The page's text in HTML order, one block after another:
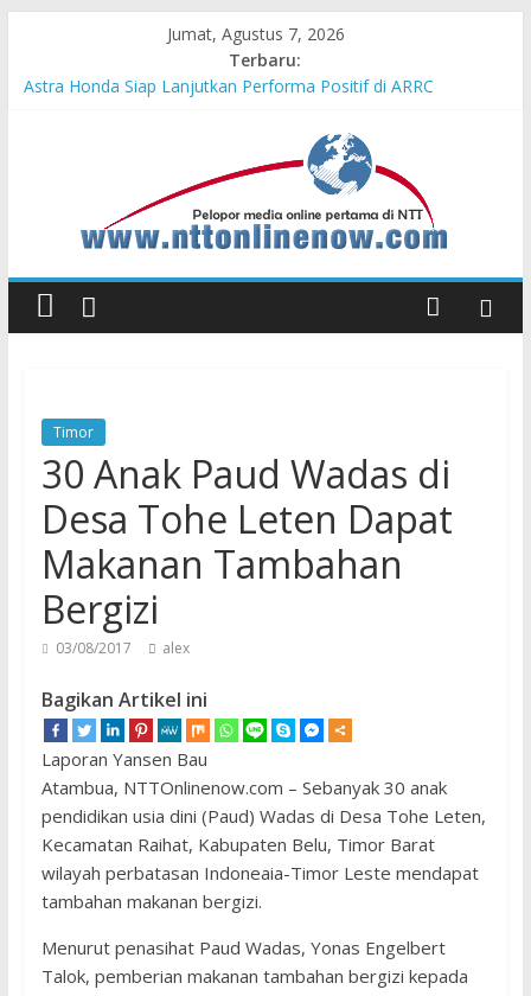
Jumat, Agustus 7, 2026
Terbaru:
Astra Honda Siap Lanjutkan Performa Positif di ARRC
Pengadaan Kapal PPA Perkuat Kemampuan Pertahanan Udara
TNI AL Hadapi Ancaman Maritim Modern
Cahaya Kemerdekaan di Nonotbatan: Listrik Masuk Desa, PLN
Edukasi Keselamatan
Honda AT Family Day Semarakkan 11 Kota di Jawa Timur
Desa Desa, Tak Sekadar Laporan
Timor
30 Anak Paud Wadas di
Desa Tohe Leten Dapat
Makanan Tambahan
Bergizi
03/08/2017 alex
Bagikan Artikel ini
Laporan Yansen Bau
Atambua, NTTOnlinenow.com – Sebanyak 30 anak
pendidikan usia dini (Paud) Wadas di Desa Tohe Leten,
Kecamatan Raihat, Kabupaten Belu, Timor Barat
wilayah perbatasan Indoneaia-Timor Leste mendapat
tambahan makanan bergizi.
Menurut penasihat Paud Wadas, Yonas Engelbert
Talok, pemberian makanan tambahan bergizi kepada